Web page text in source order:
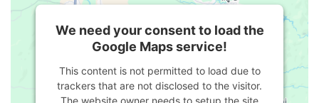
We need your consent to load the
Google Maps service!
This content is not permitted to load due to
trackers that are not disclosed to the visitor.
The website owner needs to setup the site